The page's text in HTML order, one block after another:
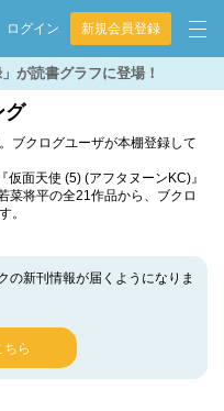
ログイン 新規会員登録
が読書グラフに登場！
グ
ブクログユーザが本棚登録して
仮面天使 (5) (アフタヌーンKC)』
菜将平の全21作品から、ブクロ
。
の新刊情報が届くようになりま
ちら